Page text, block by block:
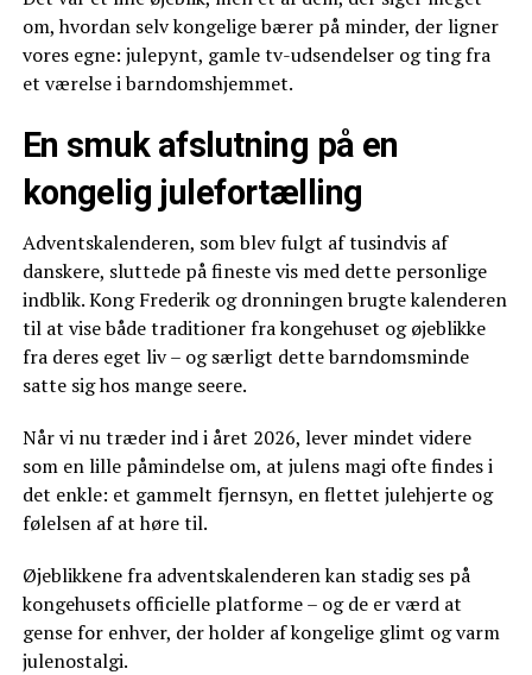
om, hvordan selv kongelige bærer på minder, der ligner
vores egne: julepynt, gamle tv-udsendelser og ting fra
et værelse i barndomshjemmet.
En smuk afslutning på en
kongelig julefortælling
Adventskalenderen, som blev fulgt af tusindvis af
danskere, sluttede på fineste vis med dette personlige
indblik. Kong Frederik og dronningen brugte kalenderen
til at vise både traditioner fra kongehuset og øjeblikke
fra deres eget liv – og særligt dette barndomsminde
satte sig hos mange seere.
Når vi nu træder ind i året 2026, lever mindet videre
som en lille påmindelse om, at julens magi ofte findes i
det enkle: et gammelt fjernsyn, en flettet julehjerte og
følelsen af at høre til.
Øjeblikkene fra adventskalenderen kan stadig ses på
kongehusets officielle platforme – og de er værd at
gense for enhver, der holder af kongelige glimt og varm
jule­nostalgi.